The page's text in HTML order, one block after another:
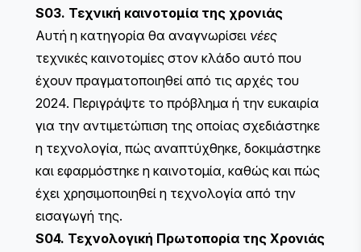
S03. Τεχνική καινοτομία της χρονιάς
Αυτή η κατηγορία θα αναγνωρίσει νέες
τεχνικές καινοτομίες στον κλάδο αυτό που
έχουν πραγματοποιηθεί από τις αρχές του
2024. Περιγράψτε το πρόβλημα ή την ευκαιρία
για την αντιμετώπιση της οποίας σχεδιάστηκε
η τεχνολογία, πώς αναπτύχθηκε, δοκιμάστηκε
και εφαρμόστηκε η καινοτομία, καθώς και πώς
έχει χρησιμοποιηθεί η τεχνολογία από την
εισαγωγή της.
S04. Τεχνολογική Πρωτοπορία της Χρονιάς